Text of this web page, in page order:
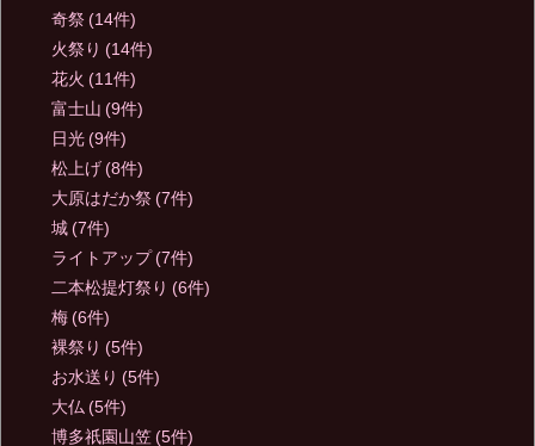
奇祭 (14件)
火祭り (14件)
花火 (11件)
富士山 (9件)
日光 (9件)
松上げ (8件)
大原はだか祭 (7件)
城 (7件)
ライトアップ (7件)
二本松提灯祭り (6件)
梅 (6件)
裸祭り (5件)
お水送り (5件)
大仏 (5件)
博多祇園山笠 (5件)